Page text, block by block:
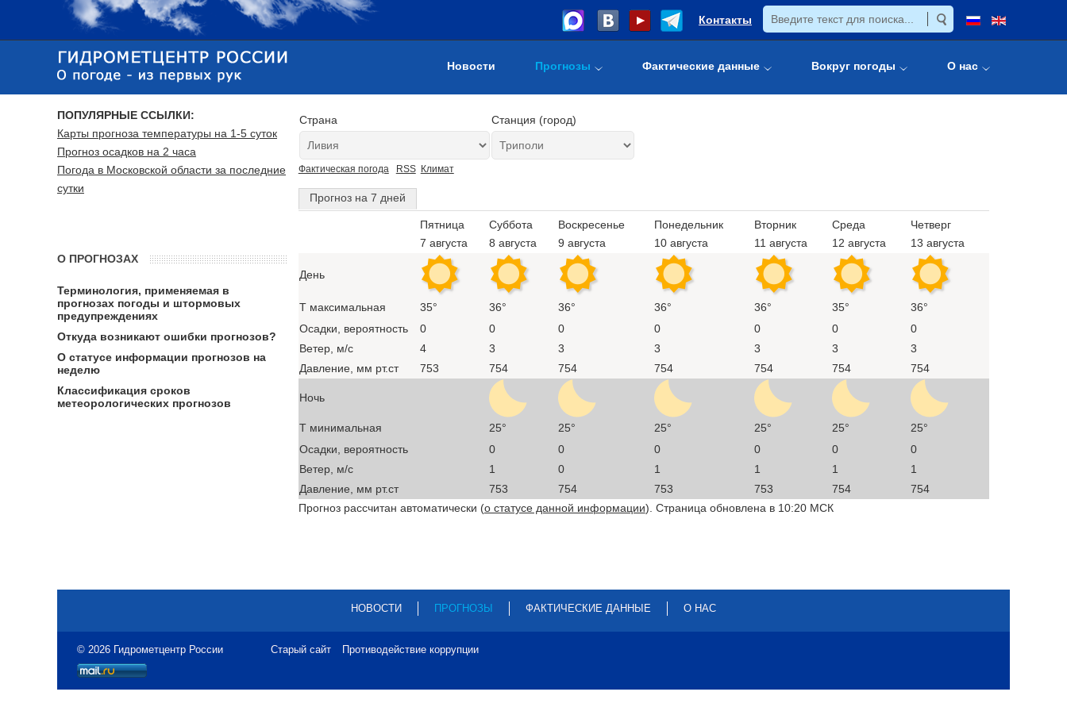
Контакты
Новости Прогнозы Фактические данные Вокруг погоды О нас
Страна Станция (город)
Фактическая погода RSS Климат
Прогноз на 7 дней
Пятница
7 августа
Суббота
8 августа
Воскресенье
9 августа
Понедельник
10 августа
Вторник
11 августа
Среда
12 августа
Четверг
13 августа
День
T максимальная 35° 36° 36° 36° 36° 35°
36°
Осадки, вероятность
0 0 0 0 0 0
0
Ветер, м/с
4 3 3 3 3 3
3
Давление, мм рт.ст
753 754 754 754 754 754 754
Ночь
T минимальная 25° 25° 25° 25° 25°
25°
Осадки, вероятность
0 0 0 0 0
0
Ветер, м/с
1 0 1 1 1
1
Давление, мм рт.ст
753 754 753 753 754
754
Прогноз рассчитан автоматически (о статусе данной информации). Страница обновлена в 10:20 МСК
ПОПУЛЯРНЫЕ ССЫЛКИ:
Карты прогноза температуры на 1-5 суток
Прогноз осадков на 2 часа
Погода в Московской области за последние
сутки
О ПРОГНОЗАХ
Терминология, применяемая в
прогнозах погоды и штормовых
предупреждениях
Откуда возникают ошибки прогнозов?
О статусе информации прогнозов на
неделю
Классификация сроков
метеорологических прогнозов
НОВОСТИ ПРОГНОЗЫ ФАКТИЧЕСКИЕ ДАННЫЕ О НАС
© 2026 Гидрометцентр России Старый сайт Противодействие коррупции